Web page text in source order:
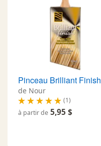
Pinceau Brilliant Finish
de Nour
(1)
à partir de 5,95 $